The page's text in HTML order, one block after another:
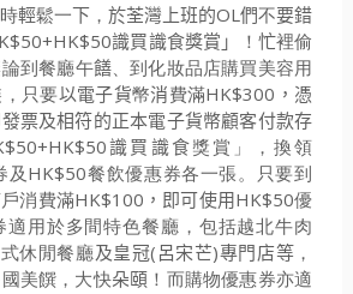
輕鬆一下 ，於荃灣上班的OL們不要錯
識買識食獎賞」 ！ 忙裡偷
論到餐廳午饍、到化妝品店購買美容用
只要以電子貨幣消費滿HK$300 ，憑
票及相符的正本電子貨幣顧客付款存
識買識食獎賞」，換領
及 HK$50餐飲優惠券各一張。只要到
消費滿HK$100 ，即可使用HK$50優
適用於多間特色餐廳，包括越北牛肉
休閒餐廳及皇冠( 呂宋芒)專門店等 ，
美饌，大快朵頤 ！而購物優惠券亦適